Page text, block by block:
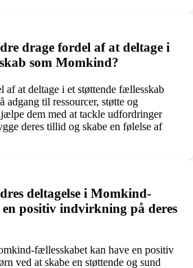
drage fordel af at deltage i
som Momkind?
af at deltage i et støttende fællesskab
adgang til ressourcer, støtte og
dem med at tackle udfordringer
deres tillid og skabe en følelse af
deltagelse i Momkind-
positiv indvirkning på deres
fællesskabet kan have en positiv
ved at skabe en støttende og sund